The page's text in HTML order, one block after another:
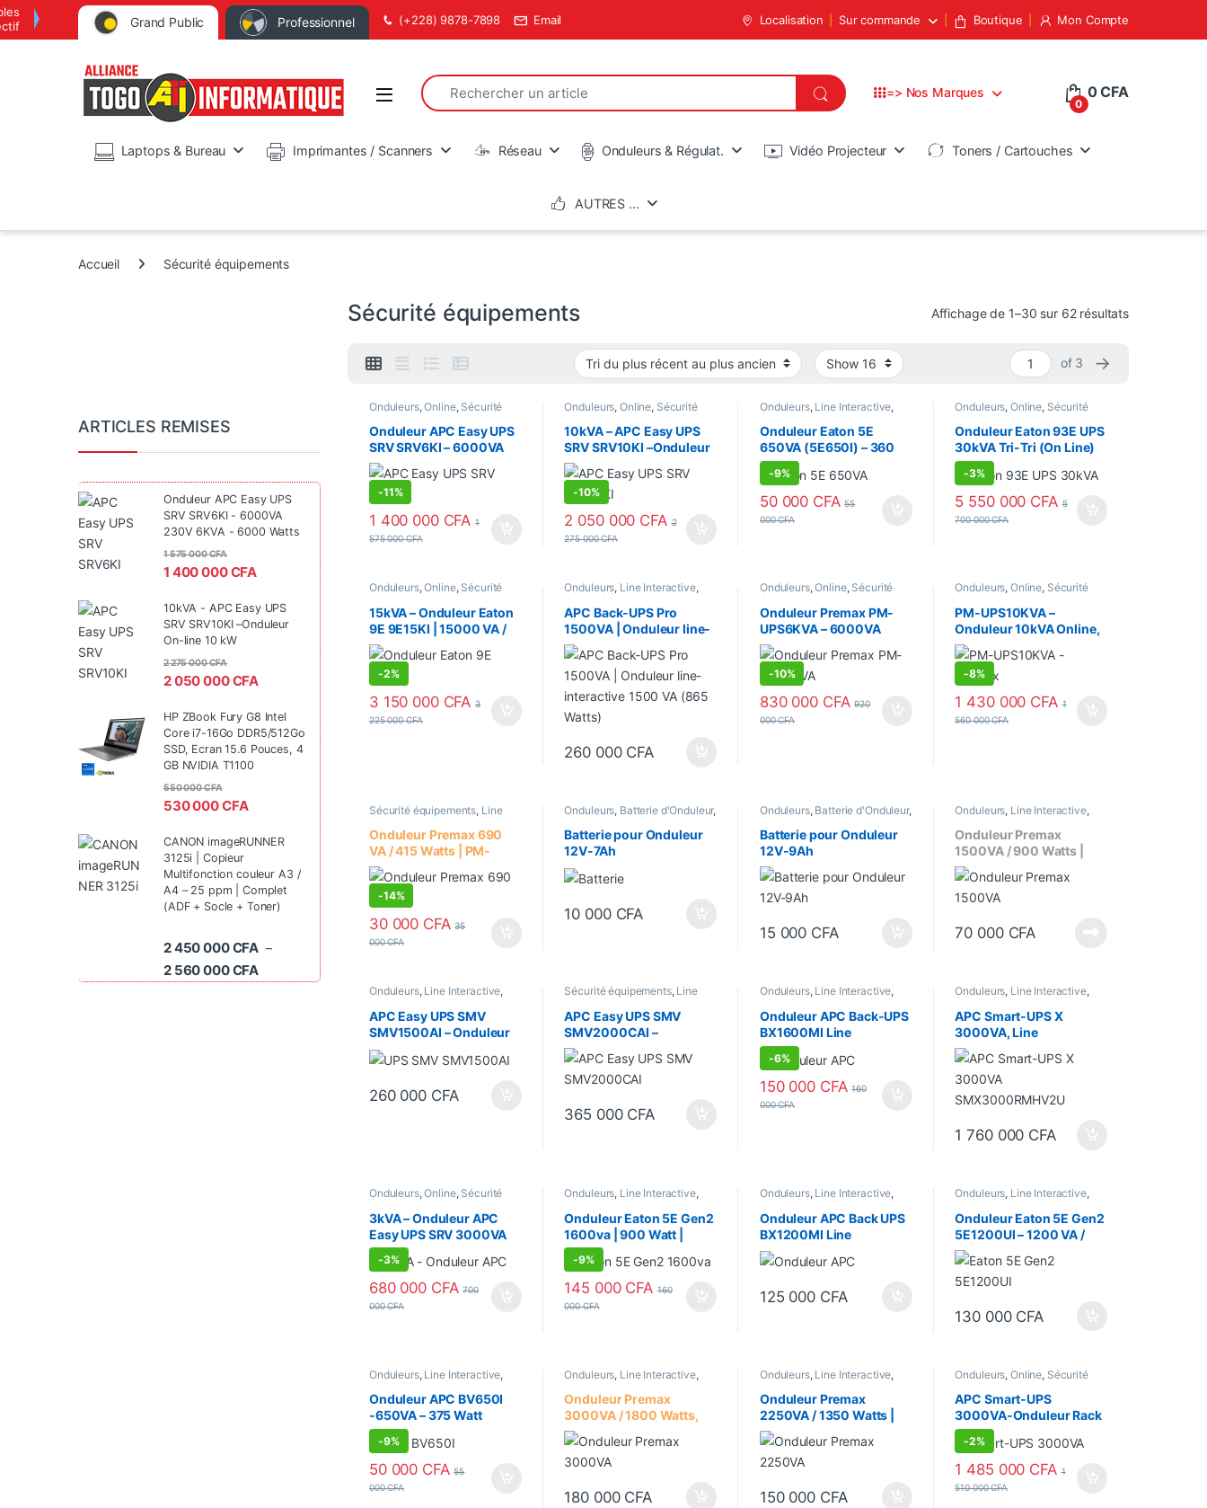
Grand Public Professionnel (+228) 9878-7898 Email Localisation Sur commande Boutique Mon Compte
Open
Search for:
=> Nos Marques
0
0CFA
Laptops & Bureau Imprimantes / Scanners Réseau Onduleurs & Régulat. Vidéo Projecteur Toners / Cartouches
AUTRES …
Accueil Sécurité équipements
Sécurité équipements Affichage de 1–30 sur 62 résultatsTrié du plus
of 3 →
Onduleurs,Online, Sécurité
Onduleur APC Easy UPS
SRV SRV6KI – 6000VA
230V 6KVA – 6000
Watts
-11%
1 400 000 CFA 1
575 000CFA
Onduleurs, Online, Sécurité
10kVA – APC Easy UPS
SRV SRV10KI –Onduleur
On-line 10 kW
-10%
2 050 000 CFA 2
275 000CFA
Onduleurs, Line Interactive,
Onduleur Eaton 5E
650VA (5E650I) – 360
Watts
-9%
50 000 CFA 55
000CFA
Onduleurs, Online, Sécurité
Onduleur Eaton 93E UPS
30kVA Tri-Tri (On Line)
93E30KMBSBI
-3%
5 550 000 CFA 5
700 000CFA
Onduleurs,Online, Sécurité
équipements
15kVA – Onduleur Eaton
9E 9E15KI | 15000 VA /
12000 W | On-line,
Monophasé
-2%
3 150 000 CFA 3
225 000CFA
Onduleurs, Line Interactive,
Sécurité équipements
APC Back-UPS Pro
1500VA | Onduleur line-
interactive 1500 VA (865
Watts)
260 000 CFA
Onduleurs,Online, Sécurité
équipements
Onduleur Premax PM-
UPS6KVA – 6000VA
(6KVA) Online
Monophasé
-10%
830 000 CFA 920
000CFA
Onduleurs, Online, Sécurité
équipements
PM-UPS10KVA –
Onduleur 10kVA Online,
9 000 Watts – Premax
-8%
1 430 000 CFA 1
560 000CFA
Sécurité équipements, Line
Onduleur Premax 690
VA / 415 Watts | PM-
UPS690 | Line Interactive
-14%
30 000 CFA 35
000CFA
Onduleurs, Batterie d'Onduleur,
Batterie pour Onduleur
12V-7Ah
10 000 CFA
Onduleurs, Batterie d'Onduleur,
Batterie pour Onduleur
12V-9Ah
15 000 CFA
Onduleurs, Line Interactive,
Onduleur Premax
1500VA / 900 Watts |
PM-UPS1500 | Line
Interactive
70 000 CFA
Onduleurs, Line Interactive,
Sécurité équipements
APC Easy UPS SMV
SMV1500AI – Onduleur
Line-interactive, 1050
Watts / 1500VA – 6
260 000 CFA
Sécurité équipements, Line
, Onduleurs
APC Easy UPS SMV
SMV2000CAI –
Onduleur – CA
220/230/240 V – 1400
Watt – 2000 VA – 7 Ah –
365 000 CFA
Onduleurs, Line Interactive,
Sécurité équipements
Onduleur APC Back-UPS
BX1600MI Line
interactive -1600VA –
900 Watts
-6%
150 000 CFA 160
000CFA
Onduleurs, Line Interactive,
Sécurité équipements
APC Smart-UPS X
3000VA, Line
Interactive, 3kVA –
Rack/tower convertible
2U – SMX3000RMHV2U
– 2700 Watts
1 760 000 CFA
Onduleurs,Online, Sécurité
équipements
3kVA – Onduleur APC
Easy UPS SRV 3000VA
230V (SRV3KI) – 2400
Watts
-3%
680 000 CFA 700
000CFA
Onduleurs, Line Interactive,
Sécurité équipements
Onduleur Eaton 5E Gen2
1600va | 900 Watt |
Ligne interactive |
Sorties IEC-320-C13
-9%
145 000 CFA 160
000CFA
Onduleurs, Line Interactive,
Sécurité équipements
Onduleur APC Back UPS
BX1200MI Line
interactive – 1200VA –
650 Watts
125 000 CFA
Onduleurs, Line Interactive,
Sécurité équipements
Onduleur Eaton 5E Gen2
5E1200UI – 1200 VA /
660w
130 000 CFA
Onduleurs, Line Interactive,
Sécurité équipements
Onduleur APC BV650I
-650VA – 375 Watt
-9%
50 000 CFA 55
000CFA
Onduleurs, Line Interactive,
Sécurité équipements
Onduleur Premax
3000VA / 1800 Watts,
3KVA | PM-UPS3000 |
180 000 CFA
Onduleurs, Line Interactive,
Sécurité équipements
Onduleur Premax
2250VA / 1350 Watts |
PM-UPS2250 | Line
Interactive
150 000 CFA
Onduleurs, Online, Sécurité
équipements
APC Smart-UPS
3000VA-Onduleur Rack
2U, line-interactive
monophasé 230V (USB /
Série / SmartSlot) –
SMT3000RMI2UC
-2%
1 485 000 CFA 1
510 000CFA
ARTICLES REMISES
Onduleur APC Easy UPS
SRV SRV6KI - 6000VA
230V 6KVA - 6000 Watts
1 400 000CFA
1 575 000CFA
10kVA - APC Easy UPS
SRV SRV10KI –Onduleur
On-line 10 kW
2 050 000CFA
2 275 000CFA
HP ZBook Fury G8 Intel
Core i7-16Go DDR5/512Go
SSD, Ecran 15.6 Pouces, 4
GB NVIDIA T1100
530 000CFA
550 000CFA
CANON imageRUNNER
3125i | Copieur
Multifonction couleur A3 /
A4 – 25 ppm | Complet
(ADF + Socle + Toner)
2 450 000CFA –
2 560 000CFA Plage de prix : 2 450 000 CFA à 2 560 000 CFA